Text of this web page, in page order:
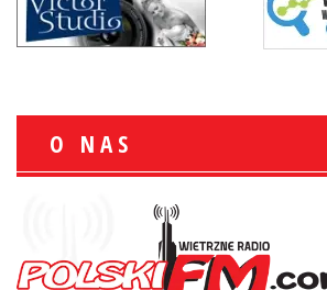
O NAS